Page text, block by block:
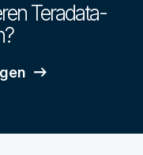
Teradata-